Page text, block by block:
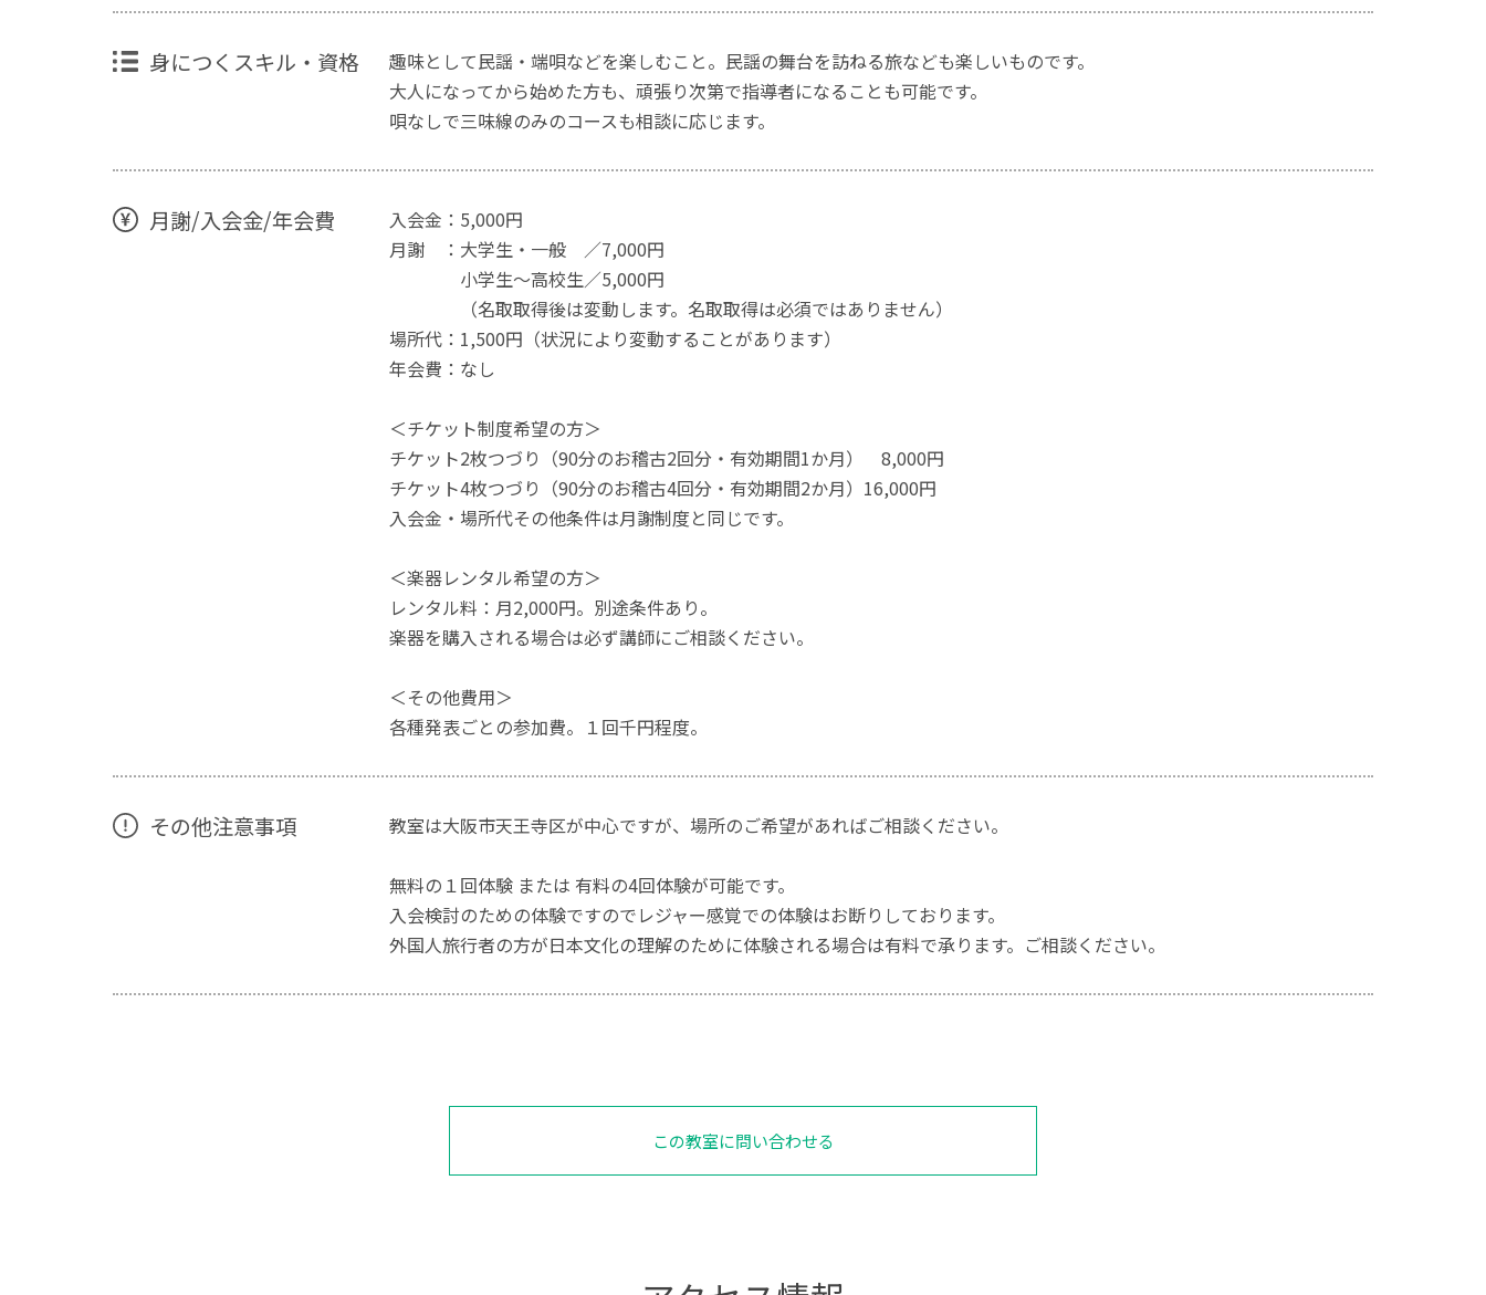
身につくスキル・資格
趣味として民謡・端唄などを楽しむこと。民謡の舞台を訪ねる旅なども楽しいものです。
大人になってから始めた方も、頑張り次第で指導者になることも可能です。
唄なしで三味線のみのコースも相談に応じます。
月謝/入会金/年会費
入会金：5,000円
月謝 ：大学生・一般 ／7,000円
小学生～高校生／5,000円
（名取取得後は変動します。名取取得は必須ではありません）
場所代：1,500円（状況により変動することがあります）
年会費：なし
＜チケット制度希望の方＞
チケット2枚つづり（90分のお稽古2回分・有効期間1か月） 8,000円
チケット4枚つづり（90分のお稽古4回分・有効期間2か月）16,000円
入会金・場所代その他条件は月謝制度と同じです。
＜楽器レンタル希望の方＞
レンタル料：月2,000円。別途条件あり。
楽器を購入される場合は必ず講師にご相談ください。
＜その他費用＞
各種発表ごとの参加費。１回千円程度。
その他注意事項 教室は大阪市天王寺区が中心ですが、場所のご希望があればご相談ください。
無料の１回体験 または 有料の4回体験が可能です。
入会検討のための体験ですのでレジャー感覚での体験はお断りしております。
外国人旅行者の方が日本文化の理解のために体験される場合は有料で承ります。ご相談ください。
この教室に問い合わせる